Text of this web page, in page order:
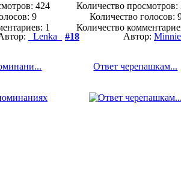
424
9
1
Количество просмотров:
Количество голосов:
Количество
_Lenka_ #18 Автор:
Ответ черепашкам...